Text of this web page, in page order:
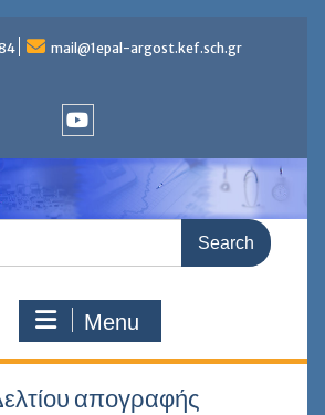
mail@1epal-argost.kef.sch.gr
Menu
απογραφής